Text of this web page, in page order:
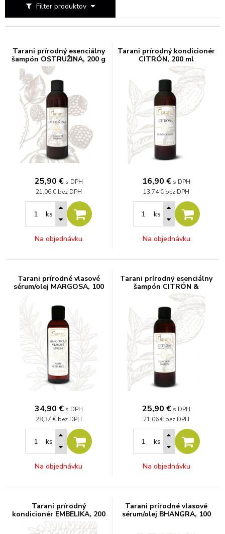
Filter produktov
Tarani prírodný esenciálny
šampón OSTRUŽINA, 200 g
25,90 € s DPH
21,06 € bez DPH
ks
Na objednávku
Tarani prírodný kondicionér
CITRÓN, 200 ml
16,90 € s DPH
13,74 € bez DPH
ks
Na objednávku
Tarani prírodné vlasové
sérum/olej MARGOSA, 100
34,90 € s DPH
28,37 € bez DPH
ks
Na objednávku
Tarani prírodný esenciálny
šampón CITRÓN &
GRAPEFRUIT, 200 g
25,90 € s DPH
21,06 € bez DPH
ks
Na objednávku
Tarani prírodný
kondicionér EMBELIKA, 200
ml
Tarani prírodné vlasové
sérum/olej BHANGRA, 100